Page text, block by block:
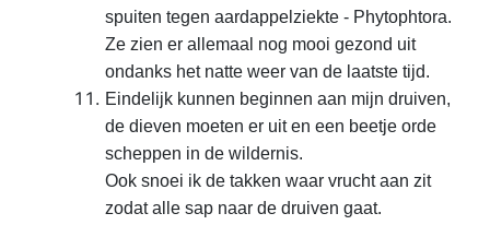
spuiten tegen aardappelziekte - Phytophtora.
Ze zien er allemaal nog mooi gezond uit
ondanks het natte weer van de laatste tijd.
Eindelijk kunnen beginnen aan mijn druiven,
de dieven moeten er uit en een beetje orde
scheppen in de wildernis.
Ook snoei ik de takken waar vrucht aan zit
zodat alle sap naar de druiven gaat.